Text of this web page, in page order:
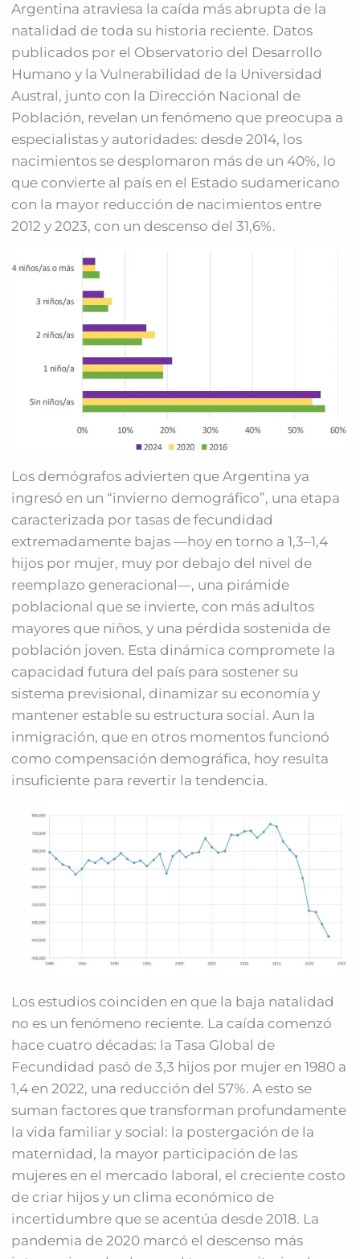
Argentina atraviesa la caída más abrupta de la
natalidad de toda su historia reciente. Datos
publicados por el Observatorio del Desarrollo
Humano y la Vulnerabilidad de la Universidad
Austral, junto con la Dirección Nacional de
Población, revelan un fenómeno que preocupa a
especialistas y autoridades: desde 2014, los
nacimientos se desplomaron más de un 40%, lo
que convierte al país en el Estado sudamericano
con la mayor reducción de nacimientos entre
2012 y 2023, con un descenso del 31,6%.
Los demógrafos advierten que Argentina ya
ingresó en un “invierno demográfico”, una etapa
caracterizada por tasas de fecundidad
extremadamente bajas —hoy en torno a 1,3–1,4
hijos por mujer, muy por debajo del nivel de
reemplazo generacional—, una pirámide
poblacional que se invierte, con más adultos
mayores que niños, y una pérdida sostenida de
población joven. Esta dinámica compromete la
capacidad futura del país para sostener su
sistema previsional, dinamizar su economía y
mantener estable su estructura social. Aun la
inmigración, que en otros momentos funcionó
como compensación demográfica, hoy resulta
insuficiente para revertir la tendencia.
Los estudios coinciden en que la baja natalidad
no es un fenómeno reciente. La caída comenzó
hace cuatro décadas: la Tasa Global de
Fecundidad pasó de 3,3 hijos por mujer en 1980 a
1,4 en 2022, una reducción del 57%. A esto se
suman factores que transforman profundamente
la vida familiar y social: la postergación de la
maternidad, la mayor participación de las
mujeres en el mercado laboral, el creciente costo
de criar hijos y un clima económico de
incertidumbre que se acentúa desde 2018. La
pandemia de 2020 marcó el descenso más